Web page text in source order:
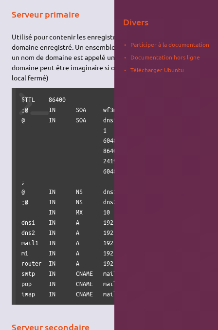
Serveur primaire
Utilisé pour contenir les enregistrements
domaine enregistré. Un ensemble d'enregistrementsDNSpour
un nom de domaine est appelé une "zone". (Le nom de
domaine peut être imaginaire si on est dans le cas d'un réseau
local fermé)
$TTL    86400
;@      IN      SOA     wf3mh.com. dns2.wf3mh.com.
@       IN      SOA     dns1. dns1.wf3mh.com.
                        1               ; Serial
                        604800          ; Refresh
                        86400           ; Retry
                        2419200         ; Expire
604800 )        ; Negative Cache
;
@       IN      NS      dns1.wf3mh.com.
;@      IN      NS      dns2.wf3mh.com.
        IN      MX      10      mail1.wf3mh.com.
dns1    IN      A       192.168.100.100
dns2    IN      A       192.168.100.101
mail1   IN      A       192.168.100.110
m1      IN      A       192.168.100.10
router  IN      A       192.168.100.254
smtp    IN      CNAME   mail1
pop     IN      CNAME   mail1
imap    IN      CNAME   mail1
Serveur secondaire
Divers
Participer à la documentation
Documentation hors ligne
Télécharger Ubuntu